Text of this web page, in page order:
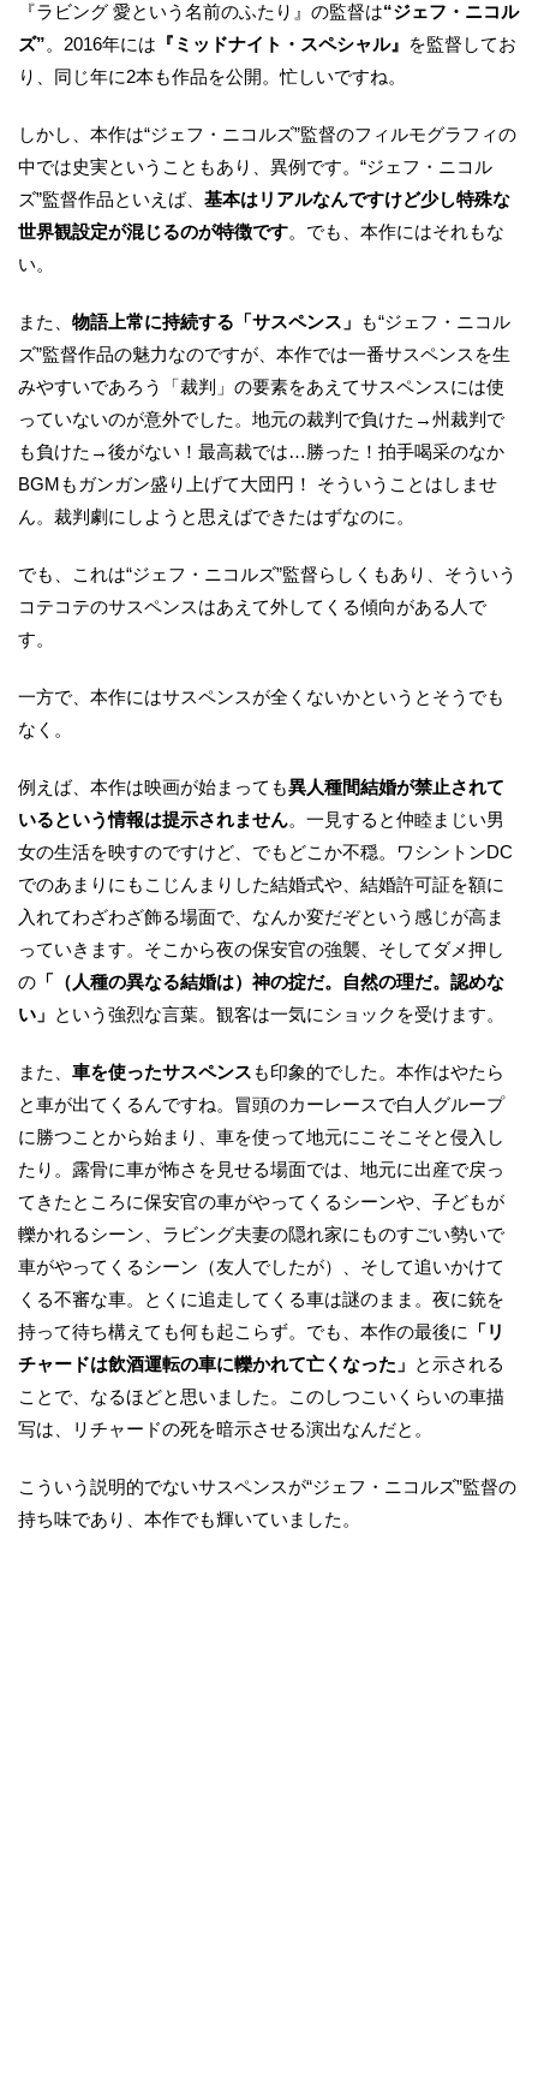
『ラビング 愛という名前のふたり』の監督は“ジェフ・ニコル
ズ”。2016年には 『ミッドナイト・スペシャル』 を監督してお
り、同じ年に2本も作品を公開。忙しいですね。
しかし、本作は“ジェフ・ニコルズ”監督のフィルモグラフィの
中では史実ということもあり、異例です。“ジェフ・ニコル
ズ”監督作品といえば、 基本はリアルなんですけど少し特殊な
世界観設定が混じるのが特徴です。でも、本作にはそれもな
い。
また、 物語上常に持続する「サスペンス」 も“ジェフ・ニコル
ズ”監督作品の魅力なのですが、本作では一番サスペンスを生
みやすいであろう「裁判」の要素をあえてサスペンスには使
っていないのが意外でした。地元の裁判で負けた→州裁判で
も負けた→後がない！最高裁では…勝った！拍手喝采のなか
BGMもガンガン盛り上げて大団円！ そういうことはしませ
ん。裁判劇にしようと思えばできたはずなのに。
でも、これは“ジェフ・ニコルズ”監督らしくもあり、そういう
コテコテのサスペンスはあえて外してくる傾向がある人で
す。
一方で、本作にはサスペンスが全くないかというとそうでも
なく。
例えば、本作は映画が始まっても異人種間結婚が禁止されて
いるという情報は提示されません。一見すると仲睦まじい男
女の生活を映すのですけど、でもどこか不穏。ワシントンDC
でのあまりにもこじんまりした結婚式や、結婚許可証を額に
入れてわざわざ飾る場面で、なんか変だぞという感じが高ま
っていきます。そこから夜の保安官の強襲、そしてダメ押し
の 「（人種の異なる結婚は）神の掟だ。自然の理だ。認めな
い」 という強烈な言葉。観客は一気にショックを受けます。
また、 車を使ったサスペンスも印象的でした。本作はやたら
と車が出てくるんですね。冒頭のカーレースで白人グループ
に勝つことから始まり、車を使って地元にこそこそと侵入し
たり。露骨に車が怖さを見せる場面では、地元に出産で戻っ
てきたところに保安官の車がやってくるシーンや、子どもが
轢かれるシーン、ラビング夫妻の隠れ家にものすごい勢いで
車がやってくるシーン（友人でしたが）、そして追いかけて
くる不審な車。とくに追走してくる車は謎のまま。夜に銃を
持って待ち構えても何も起こらず。でも、本作の最後に 「リ
チャードは飲酒運転の車に轢かれて亡くなった」 と示される
ことで、なるほどと思いました。このしつこいくらいの車描
写は、リチャードの死を暗示させる演出なんだと。
こういう説明的でないサスペンスが“ジェフ・ニコルズ”監督の
持ち味であり、本作でも輝いていました。